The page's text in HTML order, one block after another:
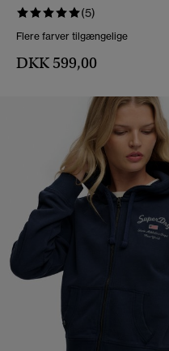
(5)
Flere farver tilgængelige
DKK 599,00